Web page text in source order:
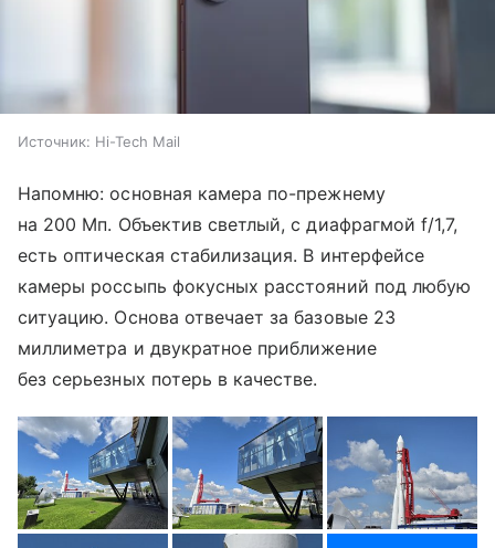
Источник: Hi-Tech Mail
Напомню: основная камера по-прежнему
на 200 Мп. Объектив светлый, с диафрагмой f/1,7,
есть оптическая стабилизация. В интерфейсе
камеры россыпь фокусных расстояний под любую
ситуацию. Основа отвечает за базовые 23
миллиметра и двукратное приближение
без серьезных потерь в качестве.